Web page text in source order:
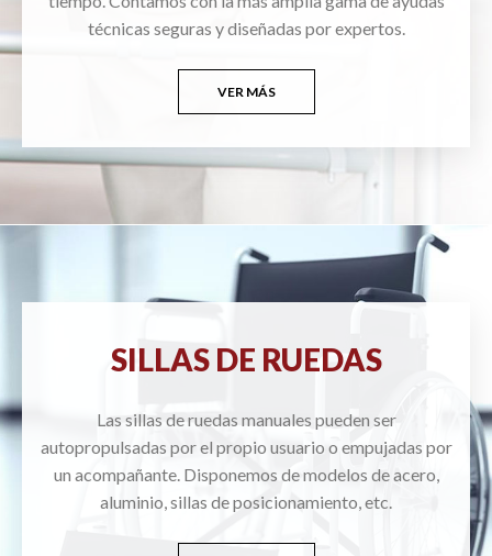
técnicas seguras y diseñadas por expertos.
VER MÁS
SILLAS DE RUEDAS
Las sillas de ruedas manuales pueden ser
autopropulsadas por el propio usuario o empujadas por
un acompañante. Disponemos de modelos de acero,
aluminio, sillas de posicionamiento, etc.